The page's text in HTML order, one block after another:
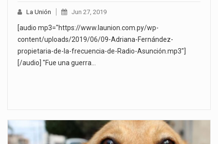
La Unión Jun 27, 2019
[audio mp3="https://www.launion.com.py/wp-
content/uploads/2019/06/09-Adriana-Fernández-
propietaria-de-la-frecuencia-de-Radio-Asunción.mp3"]
[/audio] "Fue una guerra…